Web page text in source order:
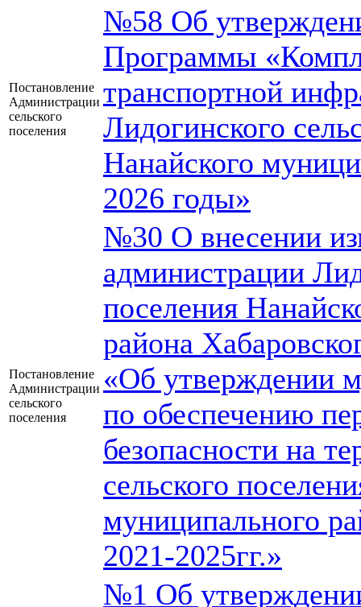
Постановление
Администрации
сельского
поселения
№58 Об
Программы
транспортной
Лидогинского
Нанайского
2026 годы»
Постановление
Администрации
сельского
поселения
№30 О внесении
администрации
поселения
района
«Об утверждении
по обеспечению
безопасности на
сельского
муниципального
2021-2025гг.»
№1 Об